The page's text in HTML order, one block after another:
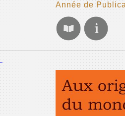
Année de